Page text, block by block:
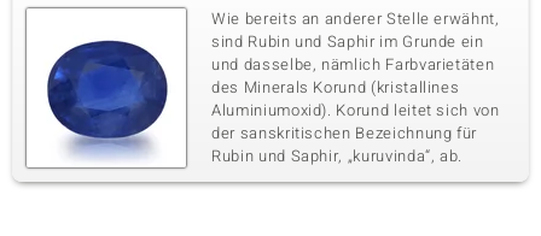
Wie bereits an anderer Stelle erwähnt,
sind Rubin und Saphir im Grunde ein
und dasselbe, nämlich Farbvarietäten
des Minerals Korund (kristallines
Aluminiumoxid). Korund leitet sich von
der sanskritischen Bezeichnung für
Rubin und Saphir, „kuruvinda“, ab.